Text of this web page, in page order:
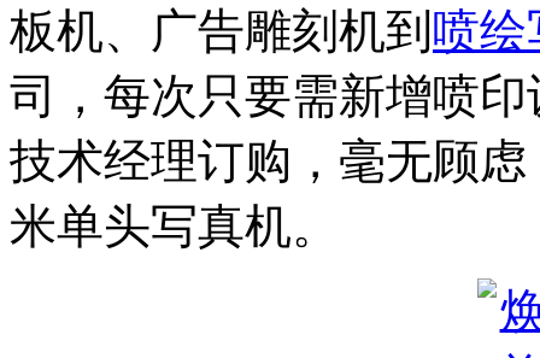
板机、广告雕刻机到 喷绘
司，每次只要需新增喷
技术经理订购，毫无顾
米单头写真机。